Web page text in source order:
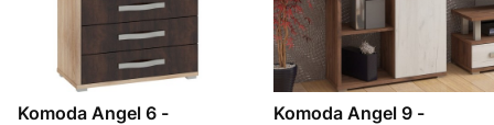
Komoda Angel 6 -
Komoda Angel 9 -